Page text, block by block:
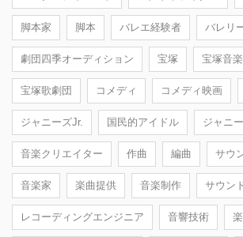
脚本家 脚本 バレエ経験者 バレリ
劇団四季オーディション 宝塚 宝塚音
宝塚歌劇団 コメディ コメディ映画
ジャニーズJr. 国民的アイドル ジャニ
音楽クリエイター 作曲 編曲 サウ
音楽家 楽曲提供 音楽制作 サウン
レコーディングエンジニア 音響技術